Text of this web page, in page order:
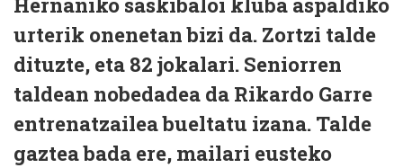
urterik onenetan bizi da. Zortzi talde
dituzte, eta 82 jokalari. Seniorren
taldean nobedadea da Rikardo Garre
entrenatzailea bueltatu izana. Talde
gaztea bada ere, mailari eusteko